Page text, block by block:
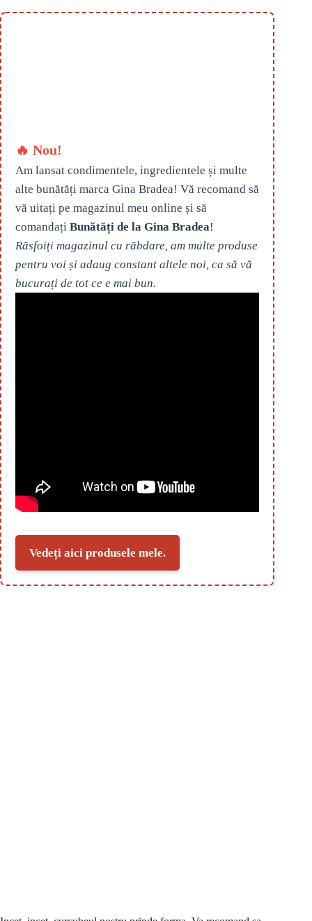
🔥 Nou!
Am lansat condimentele, ingredientele și multe
alte bunătăți marca Gina Bradea! Vă recomand să
vă uitați pe magazinul meu online și să
comandați Bunătăți de la Gina Bradea!
Răsfoiți magazinul cu răbdare, am multe produse
pentru voi și adaug constant altele noi, ca să vă
bucurați de tot ce e mai bun.
Vedeți aici produsele mele.